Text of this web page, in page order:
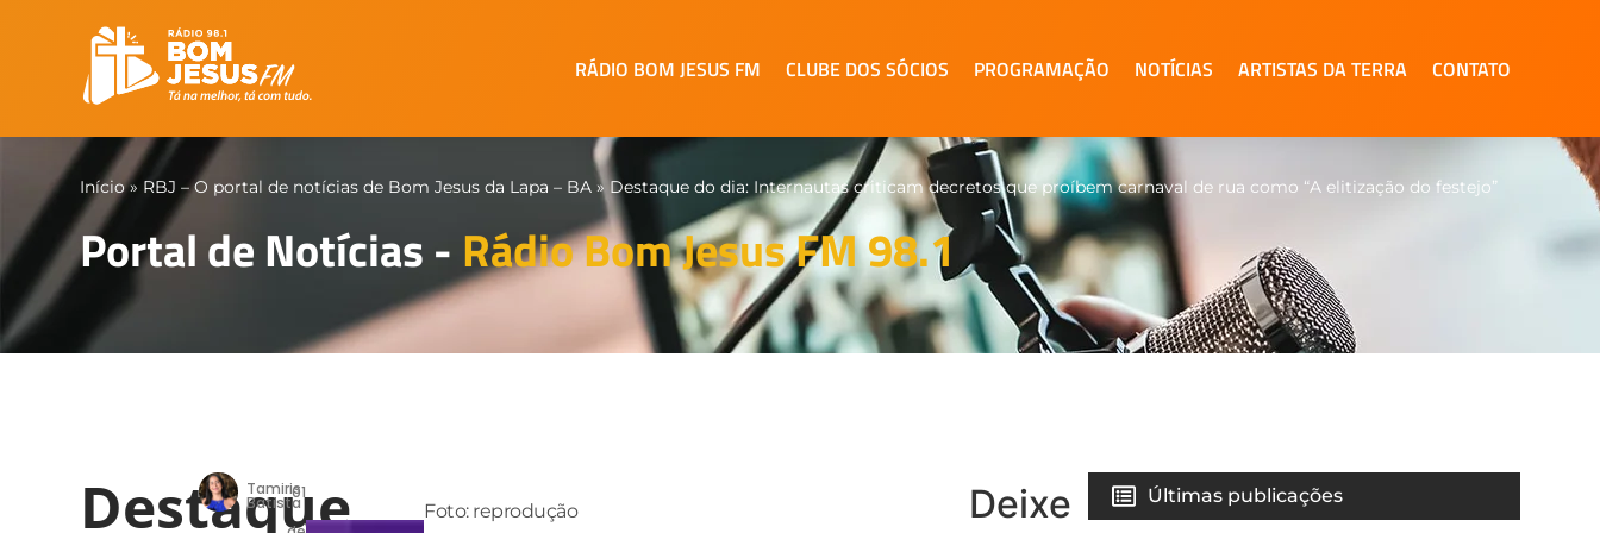
RÁDIO BOM JESUS FM CLUBE DOS SÓCIOS PROGRAMAÇÃO NOTÍCIAS ARTISTAS DA TERRA CONTATO
Início» RBJ – O portal de notícias de Bom Jesus da Lapa – BA »Destaque do dia: Internautas criticam decretos que proíbem carnaval de rua como “A elitização do festejo”
Portal de Notícias - Rádio Bom Jesus FM 98.1
Destaque
Tamiris
Batista
01
Foto: reprodução
Deixe
Últimas publicações